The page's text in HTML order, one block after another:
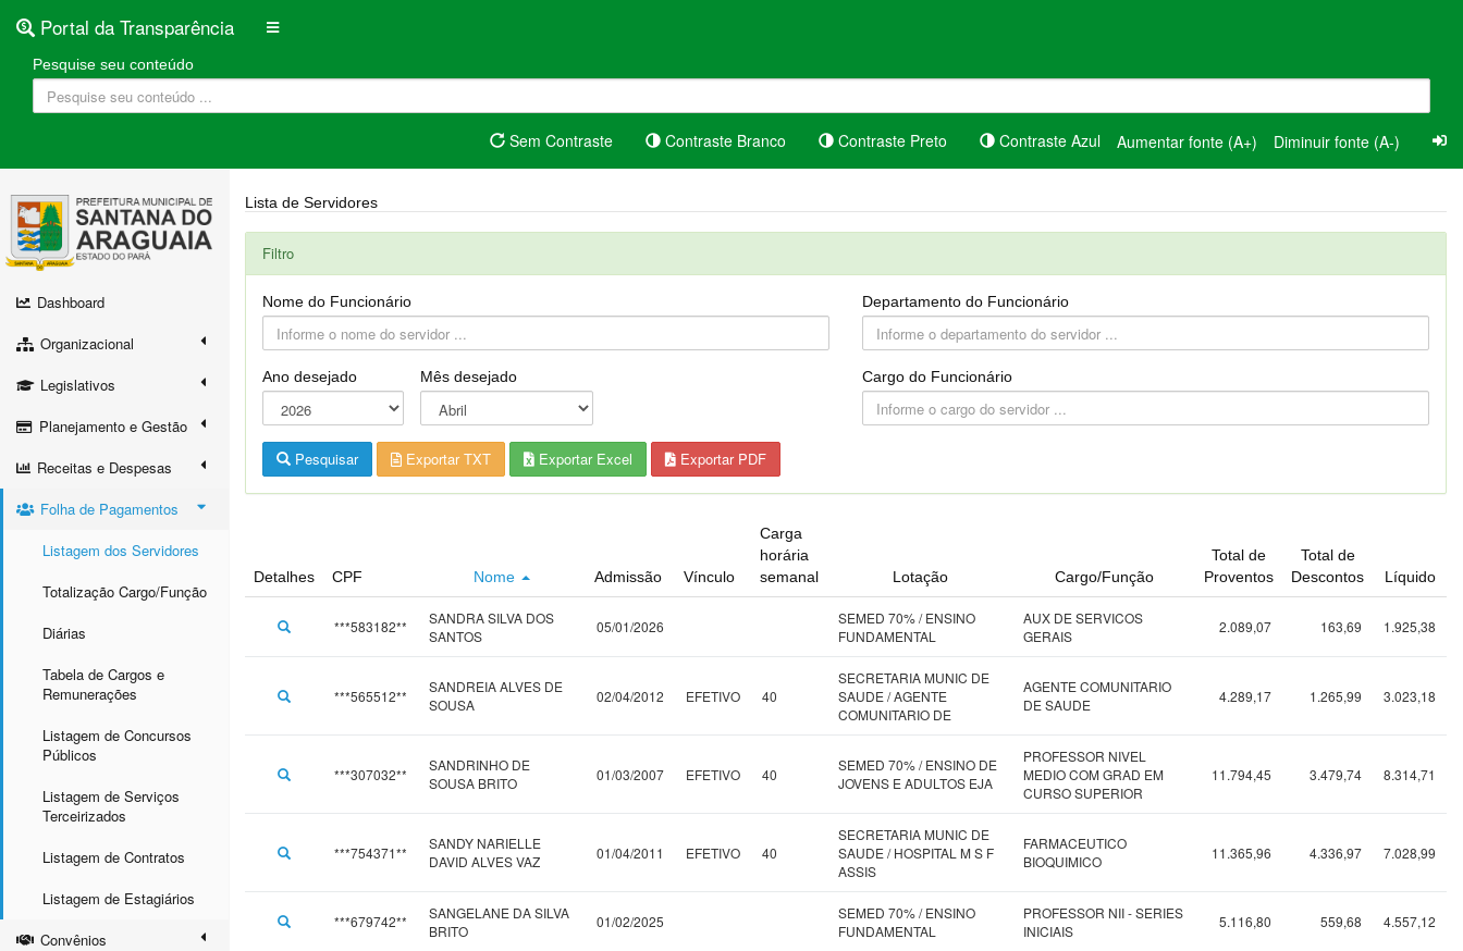
Portal da Transparência
Pesquise seu conteúdo
Sem Contraste Contraste Branco Contraste Preto Contraste Azul Aumentar fonte (A+) Diminuir fonte (A-)
Dashboard
Organizacional
Legislativos
Planejamento e Gestão
Receitas e Despesas
Folha de Pagamentos
Listagem dos Servidores
Totalização Cargo/Função
Diárias
Tabela de Cargos e
Remunerações
Listagem de Concursos
Públicos
Listagem de Serviços
Terceirizados
Listagem de Contratos
Listagem de Estagiários
Convênios
Lista de Servidores
Filtro
Nome do Funcionário
Ano desejado Mês desejado
Departamento do Funcionário
Cargo do Funcionário
Pesquisar Exportar TXT Exportar Excel Exportar PDF
Detalhes CPF Nome Admissão Vínculo
Carga
horária
semanal
Lotação Cargo/Função
Total de
Proventos
Total de
Descontos
Líquido
***583182**
SANDRA SILVA DOS
SANTOS
05/01/2026
SEMED 70% / ENSINO
FUNDAMENTAL
AUX DE SERVICOS
GERAIS
2.089,07 163,69 1.925,38
***565512**
SANDREIA ALVES DE
SOUSA
02/04/2012 EFETIVO 40
SECRETARIA MUNIC DE
SAUDE / AGENTE
COMUNITARIO DE
AGENTE COMUNITARIO
DE SAUDE
4.289,17 1.265,99 3.023,18
***307032**
SANDRINHO DE
SOUSA BRITO
01/03/2007 EFETIVO 40
SEMED 70% / ENSINO DE
JOVENS E ADULTOS EJA
PROFESSOR NIVEL
MEDIO COM GRAD EM
CURSO SUPERIOR
11.794,45 3.479,74 8.314,71
***754371**
SANDY NARIELLE
DAVID ALVES VAZ
01/04/2011 EFETIVO 40
SECRETARIA MUNIC DE
SAUDE / HOSPITAL M S F
ASSIS
FARMACEUTICO
BIOQUIMICO
11.365,96 4.336,97 7.028,99
***679742**
SANGELANE DA SILVA
BRITO
01/02/2025
SEMED 70% / ENSINO
FUNDAMENTAL
PROFESSOR NII - SERIES
INICIAIS
5.116,80 559,68 4.557,12